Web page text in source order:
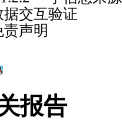
交互验证
声明
报告